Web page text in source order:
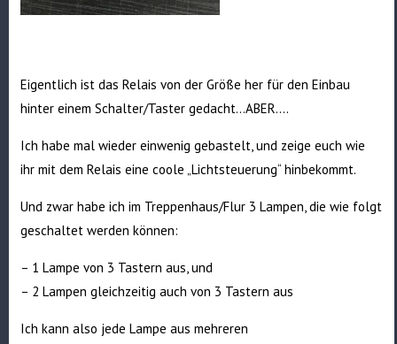
Eigentlich ist das Relais von der Größe her für den Einbau
hinter einem Schalter/Taster gedacht…ABER….
Ich habe mal wieder einwenig gebastelt, und zeige euch wie
ihr mit dem Relais eine coole „Lichtsteuerung“ hinbekommt.
Und zwar habe ich im Treppenhaus/Flur 3 Lampen, die wie folgt
geschaltet werden können:
– 1 Lampe von 3 Tastern aus, und
– 2 Lampen gleichzeitig auch von 3 Tastern aus
Ich kann also jede Lampe aus mehreren